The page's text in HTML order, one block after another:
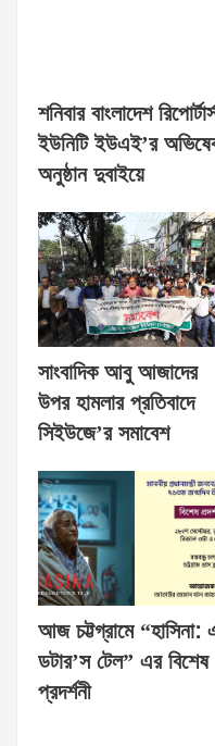
শনিবার বাংলাদেশ
ইউনিটি ইউএই’র
অনুষ্ঠান দুবাইয়ে
সাংবাদিক আবু আজাদের
উপর হামলার প্রতিবাদে
সিইউজে’র সমাবেশ
আজ চট্টগ্রামে “হাসিনা:
ডটার’স টেল” এর বিশেষ
প্রদর্শনী